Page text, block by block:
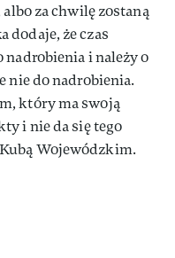
za chwilę zostaną
dodaje, że czas
i należy o
nie do nadrobienia.
który ma swoją
i nie da się tego
Wojewódzkim.